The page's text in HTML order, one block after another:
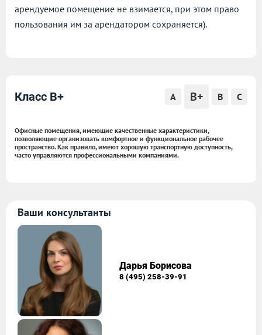
арендуемое помещение не взимается, при этом право
пользования им за арендатором сохраняется).
Класс B+ A B+ B C
Офисные помещения, имеющие качественные характеристики,
позволяющие организовать комфортное и функциональное рабочее
пространство. Как правило, имеют хорошую транспортную доступность,
часто управляются профессиональными компаниями.
Ваши консультанты
Дарья Борисова
8 (495) 258-39-91